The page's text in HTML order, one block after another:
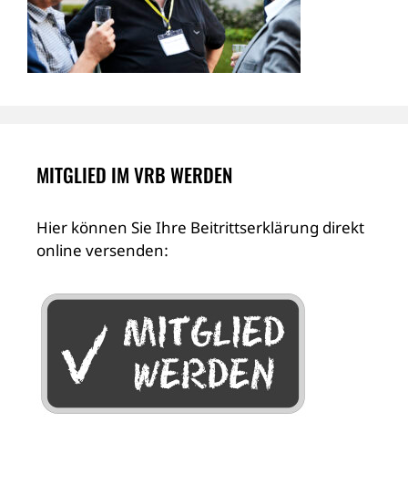
MITGLIED IM VRB WERDEN
Hier können Sie Ihre Beitrittserklärung direkt
online versenden: